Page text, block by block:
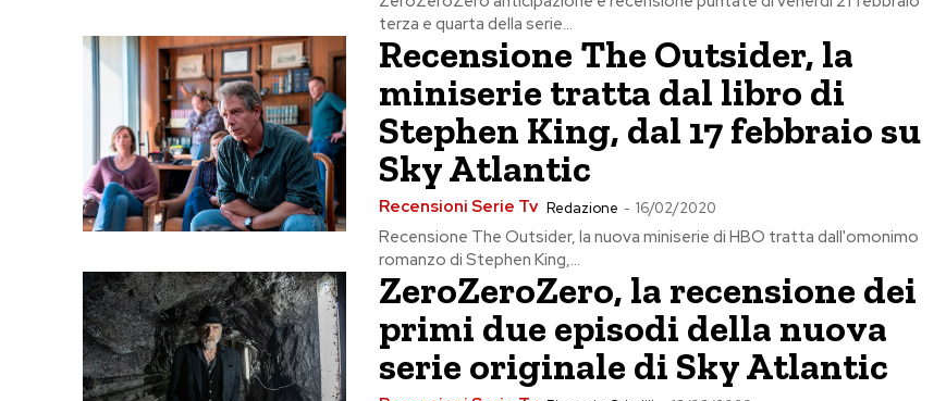
terza e quarta della serie...
Recensione The Outsider, la
miniserie tratta dal libro di
Stephen King, dal 17 febbraio su
Sky Atlantic
Recensioni Serie Tv Redazione - 16/02/2020
Recensione The Outsider, la nuova miniserie di HBO tratta dall'omonimo
romanzo di Stephen King,...
ZeroZeroZero, la recensione dei
primi due episodi della nuova
serie originale di Sky Atlantic